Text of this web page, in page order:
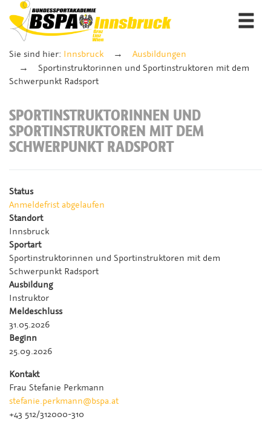
Sie sind hier: Innsbruck
Ausbildungen
Sportinstruktorinnen und Sportinstruktoren mit dem
Schwerpunkt Radsport
SPORTINSTRUKTORINNEN UND
SPORTINSTRUKTOREN MIT DEM
SCHWERPUNKT RADSPORT
Status
Anmeldefrist abgelaufen
Standort
Innsbruck
Sportart
Sportinstruktorinnen und Sportinstruktoren mit dem
Schwerpunkt Radsport
Ausbildung
Instruktor
Meldeschluss
31.05.2026
Beginn
25.09.2026
Kontakt
Frau Stefanie Perkmann
stefanie.perkmann@bspa.at
+43 512/312000-310